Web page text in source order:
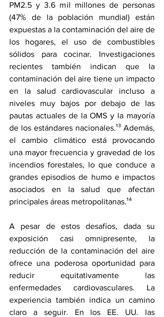
PM2.5 y 3.6 mil millones de personas
(47% de la población mundial) están
expuestas a la contaminación del aire de
los hogares, el uso de combustibles
sólidos para cocinar. Investigaciones
recientes también indican que la
contaminación del aire tiene un impacto
en la salud cardiovascular incluso a
niveles muy bajos por debajo de las
pautas actuales de la OMS y la mayoría
de los estándares nacionales.¹³ Además,
el cambio climático está provocando
una mayor frecuencia y gravedad de los
incendios forestales, lo que conduce a
grandes episodios de humo e impactos
asociados en la salud que afectan
principales áreas metropolitanas.¹⁴
A pesar de estos desafíos, dada su
exposición casi omnipresente, la
reducción de la contaminación del aire
ofrece una poderosa oportunidad para
reducir equitativamente las
enfermedades cardiovasculares. La
experiencia también indica un camino
claro a seguir. En los EE. UU. las